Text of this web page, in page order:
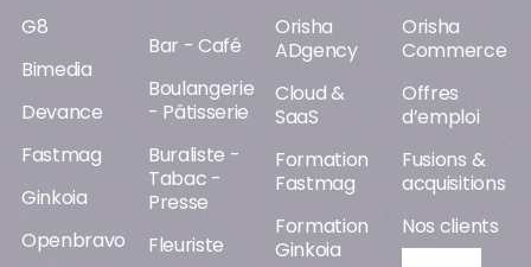
G8
Bimedia
Devance
Fastmag
Ginkoia
Openbravo
Bar - Café
Boulangerie
- Pâtisserie
Buraliste -
Tabac -
Presse
Fleuriste
Orisha
ADgency
Cloud &
SaaS
Formation
Fastmag
Formation
Ginkoia
Orisha
Commerce
Offres
d’emploi
Fusions &
acquisitions
Nos clients